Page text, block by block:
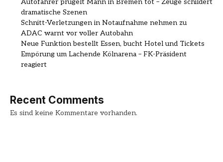
Autofahrer prügelt Mann in Bremen tot – Zeuge schildert
dramatische Szenen
Schnitt-Verletzungen in Notaufnahme nehmen zu
ADAC warnt vor voller Autobahn
Neue Funktion bestellt Essen, bucht Hotel und Tickets
Empörung um Lachende Kölnarena – FK-Präsident
reagiert
Recent Comments
Es sind keine Kommentare vorhanden.